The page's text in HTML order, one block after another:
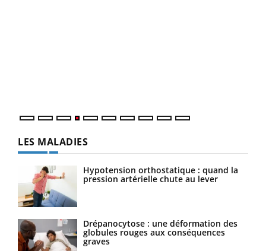
LES MALADIES
Hypotension orthostatique : quand la
pression artérielle chute au lever
Drépanocytose : une déformation des
globules rouges aux conséquences
graves